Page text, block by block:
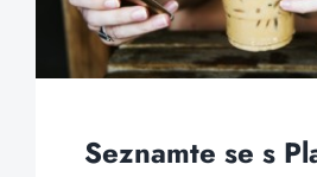
Seznamte se s